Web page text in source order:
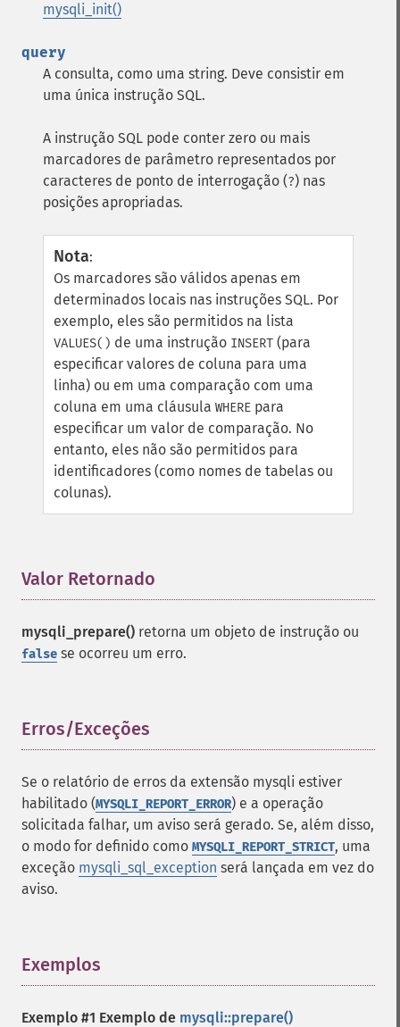
mysqli_init()
query
A consulta, como uma string. Deve consistir em
uma única instrução SQL.
A instrução SQL pode conter zero ou mais
marcadores de parâmetro representados por
caracteres de ponto de interrogação (?) nas
posições apropriadas.
Nota:
Os marcadores são válidos apenas em
determinados locais nas instruções SQL. Por
exemplo, eles são permitidos na lista
VALUES() de uma instrução INSERT (para
especificar valores de coluna para uma
linha) ou em uma comparação com uma
coluna em uma cláusula WHERE para
especificar um valor de comparação. No
entanto, eles não são permitidos para
identificadores (como nomes de tabelas ou
colunas).
Valor Retornado
mysqli_prepare() retorna um objeto de instrução ou
false se ocorreu um erro.
Erros/Exceções
Se o relatório de erros da extensão mysqli estiver
habilitado (MYSQLI_REPORT_ERROR) e a operação
solicitada falhar, um aviso será gerado. Se, além disso,
o modo for definido como MYSQLI_REPORT_STRICT, uma
exceção mysqli_sql_exception será lançada em vez do
aviso.
Exemplos
Exemplo #1 Exemplo de mysqli::prepare()